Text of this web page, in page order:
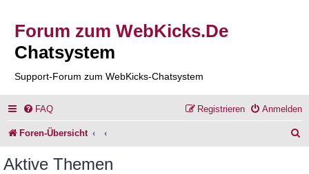
Forum zum WebKicks.De
Chatsystem
Support-Forum zum WebKicks-Chatsystem
FAQ Anmelden
Registrieren
Foren-Übersicht
Aktive Themen